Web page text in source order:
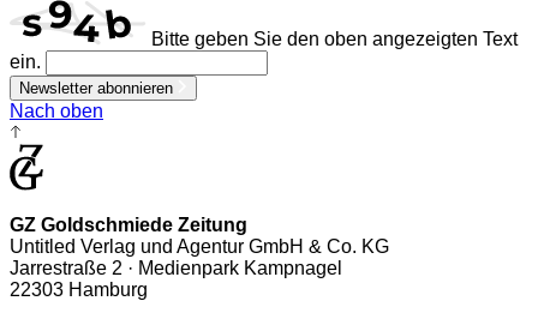
Bitte geben Sie den oben angezeigten Text
ein.
Newsletter abonnieren
Nach oben
GZ Goldschmiede Zeitung
Untitled Verlag und Agentur GmbH & Co. KG
Jarrestraße 2 · Medienpark Kampnagel
22303 Hamburg